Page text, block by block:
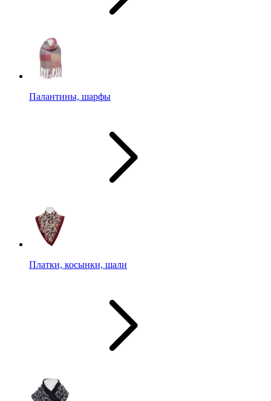
Палантины, шарфы
Платки, косынки, шали